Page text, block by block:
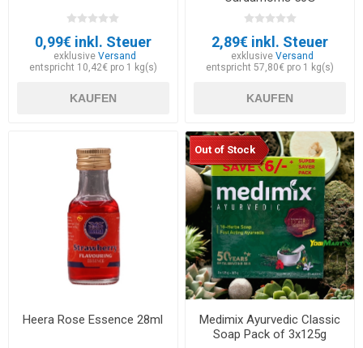
0,99€ inkl. Steuer
exklusiveVersand
entspricht 10,42€ pro 1 kg(s)
KAUFEN
2,89€ inkl. Steuer
exklusive Versand
entspricht 57,80€ pro 1 kg(s)
KAUFEN
Heera Rose Essence 28ml
Out of Stock
Medimix Ayurvedic Classic
Soap Pack of 3x125g